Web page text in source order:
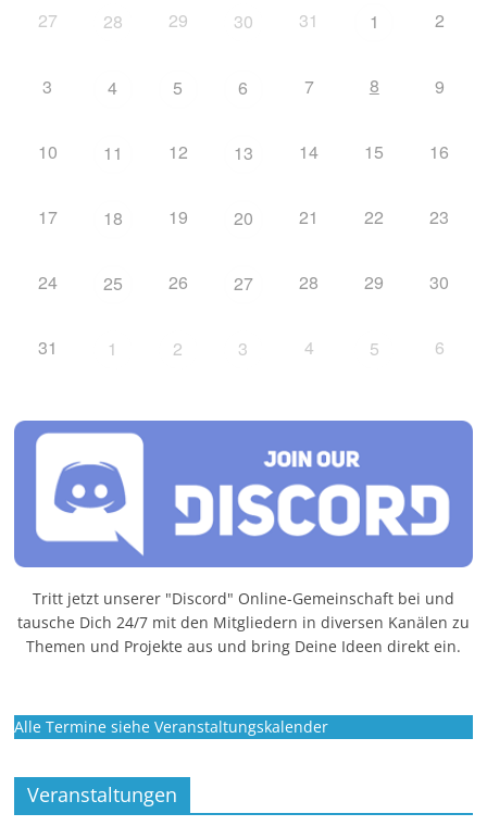
27 28 29 30 31 1 2
3 4 5 6 7 8 9
10 11 12 13 14 15 16
17 18 19 20 21 22 23
24 25 26 27 28 29 30
31 1 2 3 4 5 6
Tritt jetzt unserer "Discord" Online-Gemeinschaft bei und
tausche Dich 24/7 mit den Mitgliedern in diversen Kanälen zu
Themen und Projekte aus und bring Deine Ideen direkt ein.
Alle Termine siehe Veranstaltungskalender
Veranstaltungen